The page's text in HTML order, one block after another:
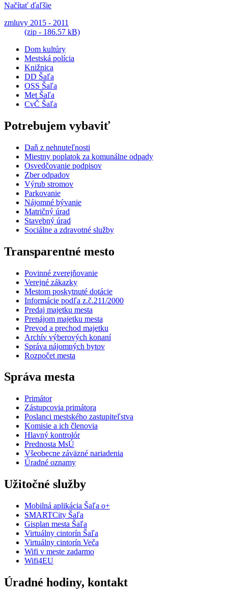
Načítať ďaľšie
zmluvy 2015 - 2011
(zip - 186.57 kB)
Dom kultúry
Mestská polícia
Knižnica
DD Šaľa
OSS Šaľa
Met Šaľa
CvČ Šaľa
Potrebujem vybaviť
Daň z nehnuteľnosti
Miestny poplatok za komunálne odpady
Osvedčovanie podpisov
Zber odpadov
Výrub stromov
Parkovanie
Nájomné bývanie
Matričný úrad
Stavebný úrad
Sociálne a zdravotné služby
Transparentné mesto
Povinné zverejňovanie
Verejné zákazky
Mestom poskytnuté dotácie
Informácie podľa z.č.211/2000
Predaj majetku mesta
Prenájom majetku mesta
Prevod a prechod majetku
Archív výberových konaní
Správa nájomných bytov
Rozpočet mesta
Správa mesta
Primátor
Zástupcovia primátora
Poslanci mestského zastupiteľstva
Komisie a ich členovia
Hlavný kontrolór
Prednosta MsÚ
Všeobecne záväzné nariadenia
Úradné oznamy
Užitočné služby
Mobilná aplikácia Šaľa o+
SMARTCity Šaľa
Gisplan mesta Šaľa
Virtuálny cintorín Šaľa
Virtuálny cintorín Veča
Wifi v meste zadarmo
Wifi4EU
Úradné hodiny, kontakt